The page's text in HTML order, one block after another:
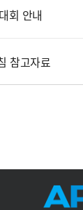
회 안내
참고자료